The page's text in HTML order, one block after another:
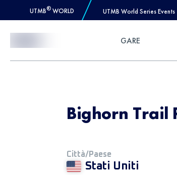
UTMB® WORLD UTMB World Series Events
GARE
Bighorn Trail
Città/Paese
Stati Uniti